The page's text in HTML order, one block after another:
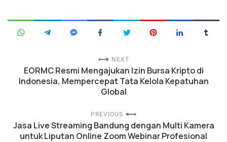
NEXT
EORMC Resmi Mengajukan Izin Bursa Kripto di
Indonesia, Mempercepat Tata Kelola Kepatuhan
Global
PREVIOUS
Jasa Live Streaming Bandung dengan Multi Kamera
untuk Liputan Online Zoom Webinar Profesional